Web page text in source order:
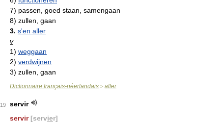
7) passen, goed staan, samengaan
8) zullen, gaan
3. s'en aller
v
1) weggaan
2) verdwijnen
3) zullen, gaan
Dictionnaire français-néerlandais > aller
19
servir
servir [servier]